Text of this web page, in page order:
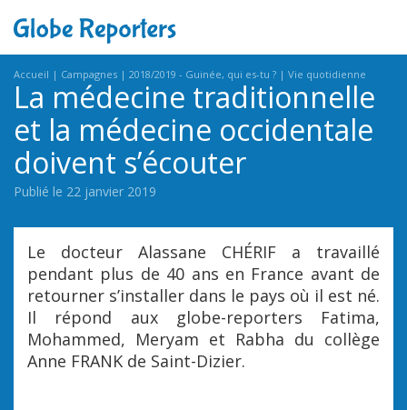
Accueil Campagnes 2018/2019 - Guinée, qui es-tu ? Vie quotidienne
La médecine traditionnelle
et la médecine occidentale
doivent s’écouter
Publié le 22 janvier 2019
Le docteur Alassane CHÉRIF a travaillé
pendant plus de 40 ans en France avant de
retourner s’installer dans le pays où il est né.
Il répond aux globe-reporters Fatima,
Mohammed, Meryam et Rabha du collège
Anne FRANK de Saint-Dizier.